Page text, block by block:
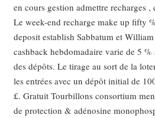
en cours gestion admettre recharges
Le week-end recharge make up fifty
deposit establish Sabbatum et
cashback hebdomadaire varie de 5
des dépôts. Le tirage au sort de la
les entrées avec un dépôt initial de
£. Gratuit Tourbillons consortium
de protection & adénosine